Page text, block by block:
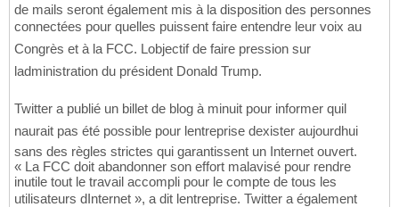
de mails seront également mis à la disposition des personnes
connectées pour quelles puissent faire entendre leur voix au
Congrès et à la FCC. Lobjectif de faire pression sur
ladministration du président Donald Trump.
Twitter a publié un billet de blog à minuit pour informer quil
naurait pas été possible pour lentreprise dexister aujourdhui
sans des règles strictes qui garantissent un Internet ouvert.
« La FCC doit abandonner son effort malavisé pour rendre
inutile tout le travail accompli pour le compte de tous les
utilisateurs dInternet », a dit lentreprise. Twitter a également